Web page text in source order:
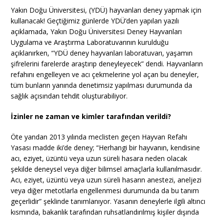
Yakın Doğu Üniversitesi, (YDÜ) hayvanları deney yapmak için
kullanacak! Geçtiğimiz günlerde YDÜ’den yapılan yazılı
açıklamada, Yakın Doğu Üniversitesi Deney Hayvanları
Uygulama ve Araştırma Laboratuvarının kurulduğu
açıklanırken, “YDÜ deney hayvanları laboratuvarı, yaşamın
şifrelerini farelerde araştırıp deneyleyecek” dendi. Hayvanların
refahını engelleyen ve acı çekmelerine yol açan bu deneyler,
tüm bunların yanında denetimsiz yapılması durumunda da
sağlık açısından tehdit oluşturabiliyor.
İzinler ne zaman ve kimler tarafından verildi?
Öte yandan 2013 yılında meclisten geçen Hayvan Refahı
Yasası madde iki’de deney; “Herhangi bir hayvanın, kendisine
acı, eziyet, üzüntü veya uzun süreli hasara neden olacak
şekilde deneysel veya diğer bilimsel amaçlarla kullanılmasıdır.
Acı, eziyet, üzüntü veya uzun süreli hasarın anestezi, aneljezi
veya diğer metotlarla engellenmesi durumunda da bu tanım
geçerlidir” şeklinde tanımlanıyor. Yasanın deneylerle ilgili altıncı
kısmında, bakanlık tarafından ruhsatlandırılmış kişiler dışında